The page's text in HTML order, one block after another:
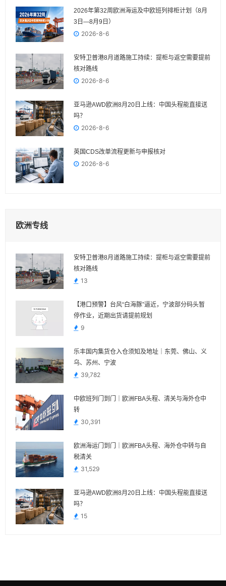
2026年第32周欧洲海运及中欧班列排柜计划（8月
3日—8月9日）
2026-8-6
安特卫普港8月道路施工持续：提柜与返空需要提前
核对路线
2026-8-6
亚马逊AWD欧洲8月20日上线：中国头程能直接送
吗？
2026-8-6
英国CDS改单流程更新与申报核对
2026-8-6
欧洲专线
安特卫普港8月道路施工持续：提柜与返空需要提前
核对路线
13
【港口预警】台风“白海豚”逼近，宁波部分码头暂
停作业，近期出货请提前规划
9
乐丰国内集货仓入仓须知及地址｜东莞、佛山、义
乌、苏州、宁波
39,782
中欧班列门到门｜欧洲FBA头程、清关与海外仓中
转
30,391
欧洲海运门到门｜欧洲FBA头程、海外仓中转与自
税清关
31,529
亚马逊AWD欧洲8月20日上线：中国头程能直接送
吗？
15